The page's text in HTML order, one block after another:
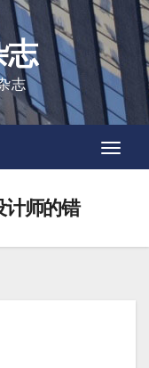
志
志
计师的错